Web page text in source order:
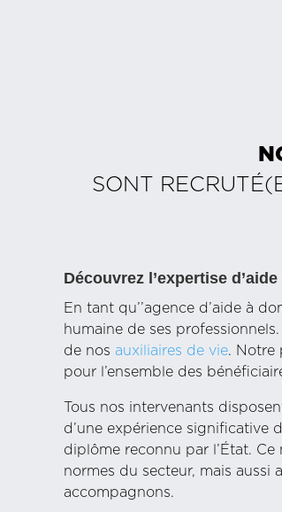
SONT
Découvrez l’expertise
En tant qu’’agence d’aide à
humaine de ses
de nos auxiliaires de vie. Notre
pour l’ensemble des
Tous nos intervenants
d’une expérience significative
diplôme reconnu par l’État.
normes du secteur, mais aussi
accompagnons.